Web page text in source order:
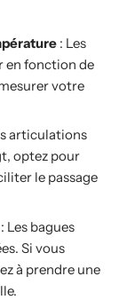
: Les
en fonction de
votre
articulations
optez pour
le passage
: Les bagues
Si vous
à prendre une